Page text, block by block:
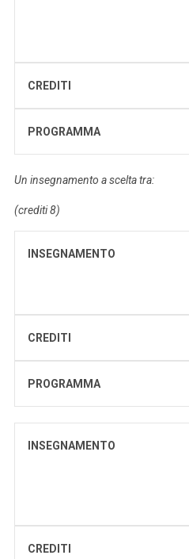
CREDITI
PROGRAMMA
Un insegnamento a scelta tra:
(crediti 8)
INSEGNAMENTO
CREDITI
PROGRAMMA
INSEGNAMENTO
CREDITI